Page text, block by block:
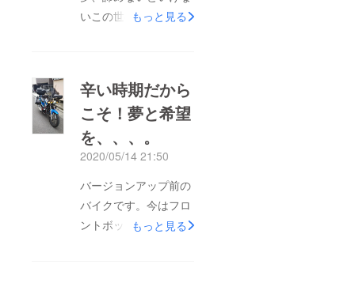
いこの世の中。悲しい
障がい者の地位向上、
認知度の向上、チャレ
ンジを通じて、みんな
も元気になってほしく
めました。でも、たと
え妻と二人だけであっ
ても、少しずつ目標に
もっと見る
辛い時期だから
こそ！夢と希望
を、、、。
2020/05/14 21:50
バージョンアップ前の
バイクです。今はフロ
ントボックス、サイド
もっと見る